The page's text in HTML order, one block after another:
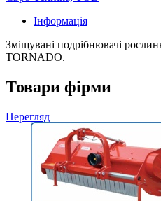
Інформація
Зміщувані подрібнювачі
TORNADO.
Товари фірми
Перегляд